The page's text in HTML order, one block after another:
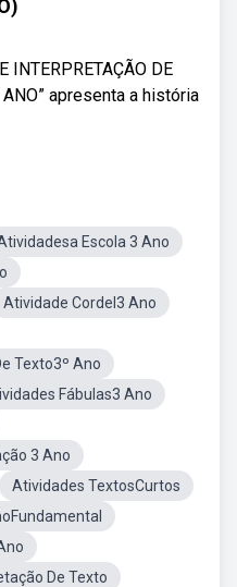
INTERPRETAÇÃO DE
apresenta a história
Escola 3 Ano
Atividade Cordel3 Ano
Texto3º Ano
Fábulas3 Ano
3 Ano
Atividades TextosCurtos
De Texto